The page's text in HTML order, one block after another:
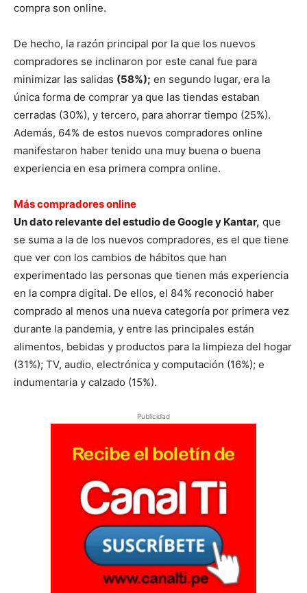
compra son online.
De hecho, la razón principal por la que los nuevos
compradores se inclinaron por este canal fue para
minimizar las salidas (58%); en segundo lugar, era la
única forma de comprar ya que las tiendas estaban
cerradas (30%), y tercero, para ahorrar tiempo (25%).
Además, 64% de estos nuevos compradores online
manifestaron haber tenido una muy buena o buena
experiencia en esa primera compra online.
Más compradores online
Un dato relevante del estudio de Google y Kantar, que
se suma a la de los nuevos compradores, es el que tiene
que ver con los cambios de hábitos que han
experimentado las personas que tienen más experiencia
en la compra digital. De ellos, el 84% reconoció haber
comprado al menos una nueva categoría por primera vez
durante la pandemia, y entre las principales están
alimentos, bebidas y productos para la limpieza del hogar
(31%); TV, audio, electrónica y computación (16%); e
indumentaria y calzado (15%).
Publicidad